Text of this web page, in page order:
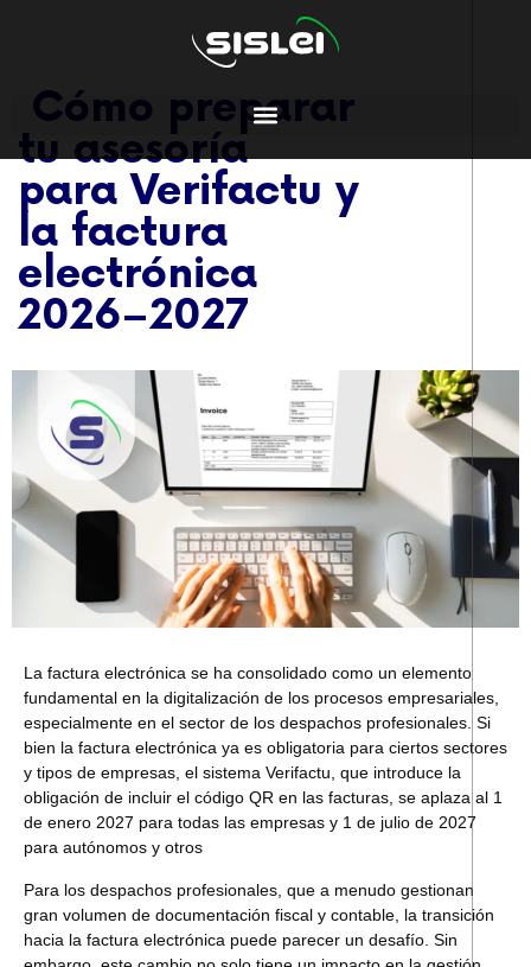
Cómo preparar
tu asesoría
para Verifactu y
la factura
electrónica
2026–2027
La factura electrónica se ha consolidado como un elemento
fundamental en la digitalización de los procesos empresariales,
especialmente en el sector de los despachos profesionales. Si
bien la factura electrónica ya es obligatoria para ciertos sectores
y tipos de empresas, el sistema Verifactu, que introduce la
obligación de incluir el código QR en las facturas, se aplaza al 1
de enero 2027 para todas las empresas y 1 de julio de 2027
para autónomos y otros
Para los despachos profesionales, que a menudo gestionan
gran volumen de documentación fiscal y contable, la transición
hacia la factura electrónica puede parecer un desafío. Sin